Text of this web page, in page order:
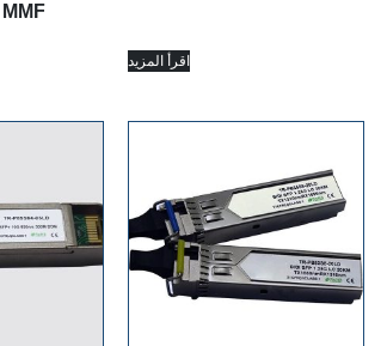
850nm 300m لـ MMF
اقرأ المزيد